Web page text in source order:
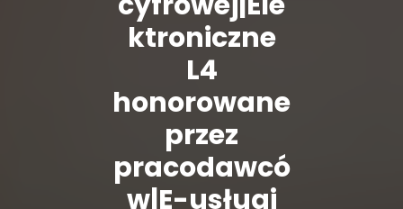
ktroniczne
L4
honorowane
przez
pracodawcó
w|E-usługi